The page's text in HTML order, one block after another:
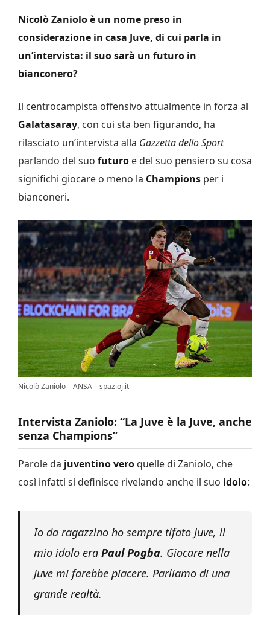
Nicolò Zaniolo è un nome preso in
considerazione in casa Juve, di cui parla in
un’intervista: il suo sarà un futuro in
bianconero?
Il centrocampista offensivo attualmente in forza al
Galatasaray, con cui sta ben figurando, ha
rilasciato un’intervista alla Gazzetta dello Sport
parlando del suo futuro e del suo pensiero su cosa
significhi giocare o meno la Champions per i
bianconeri.
Nicolò Zaniolo – ANSA – spazioj.it
Intervista Zaniolo: “La Juve è la Juve, anche
senza Champions”
Parole da juventino vero quelle di Zaniolo, che
così infatti si definisce rivelando anche il suo idolo:
Io da ragazzino ho sempre tifato Juve, il
mio idolo era Paul Pogba. Giocare nella
Juve mi farebbe piacere. Parliamo di una
grande realtà.